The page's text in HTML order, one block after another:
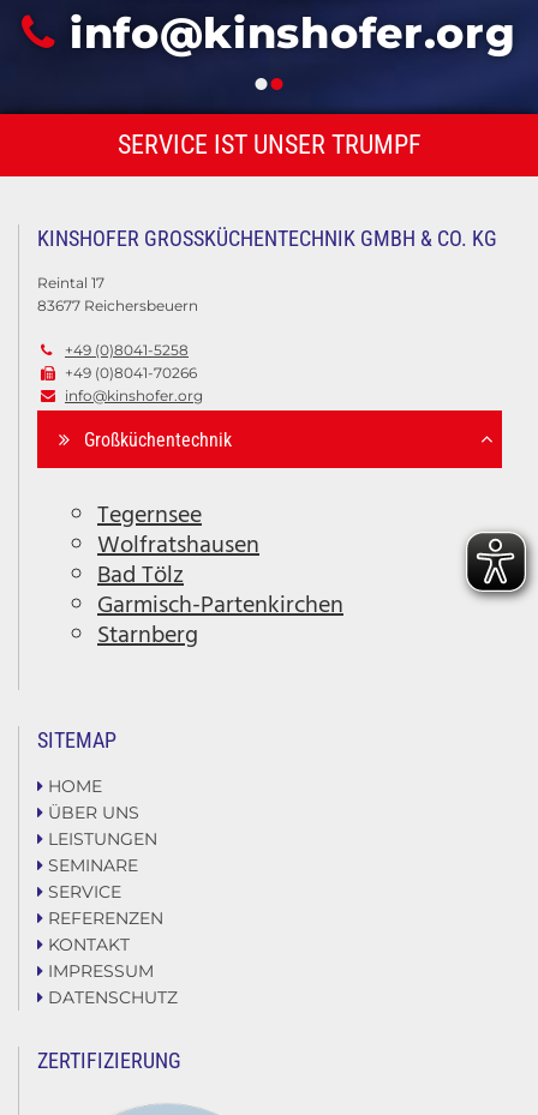
K
G
N
R
C
H
E
R
S
 info@kinshofer.org
SERVICE IST UNSER TRUMPF
KINSHOFER GROSSKÜCHENTECHNIK GMBH & CO. KG
Reintal 17
83677 Reichersbeuern
 +49 (0)8041-5258
 +49 (0)8041-70266
 info@kinshofer.org
Großküchentechnik
Tegernsee
Wolfratshausen
Bad Tölz
Garmisch-Partenkirchen
Starnberg
SITEMAP
 HOME
 ÜBER UNS
 LEISTUNGEN
 SEMINARE
 SERVICE
 REFERENZEN
 KONTAKT
 IMPRESSUM
 DATENSCHUTZ
ZERTIFIZIERUNG